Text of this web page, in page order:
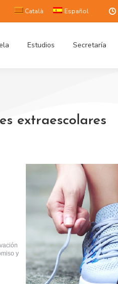
Català Español
Estudios Secretaría
extraescolares
y